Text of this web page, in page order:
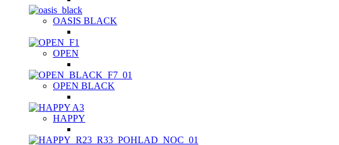
OASIS BLACK
OPEN
OPEN BLACK
HAPPY